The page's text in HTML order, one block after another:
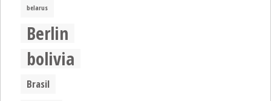
belarus
Berlin
bolivia
Brasil